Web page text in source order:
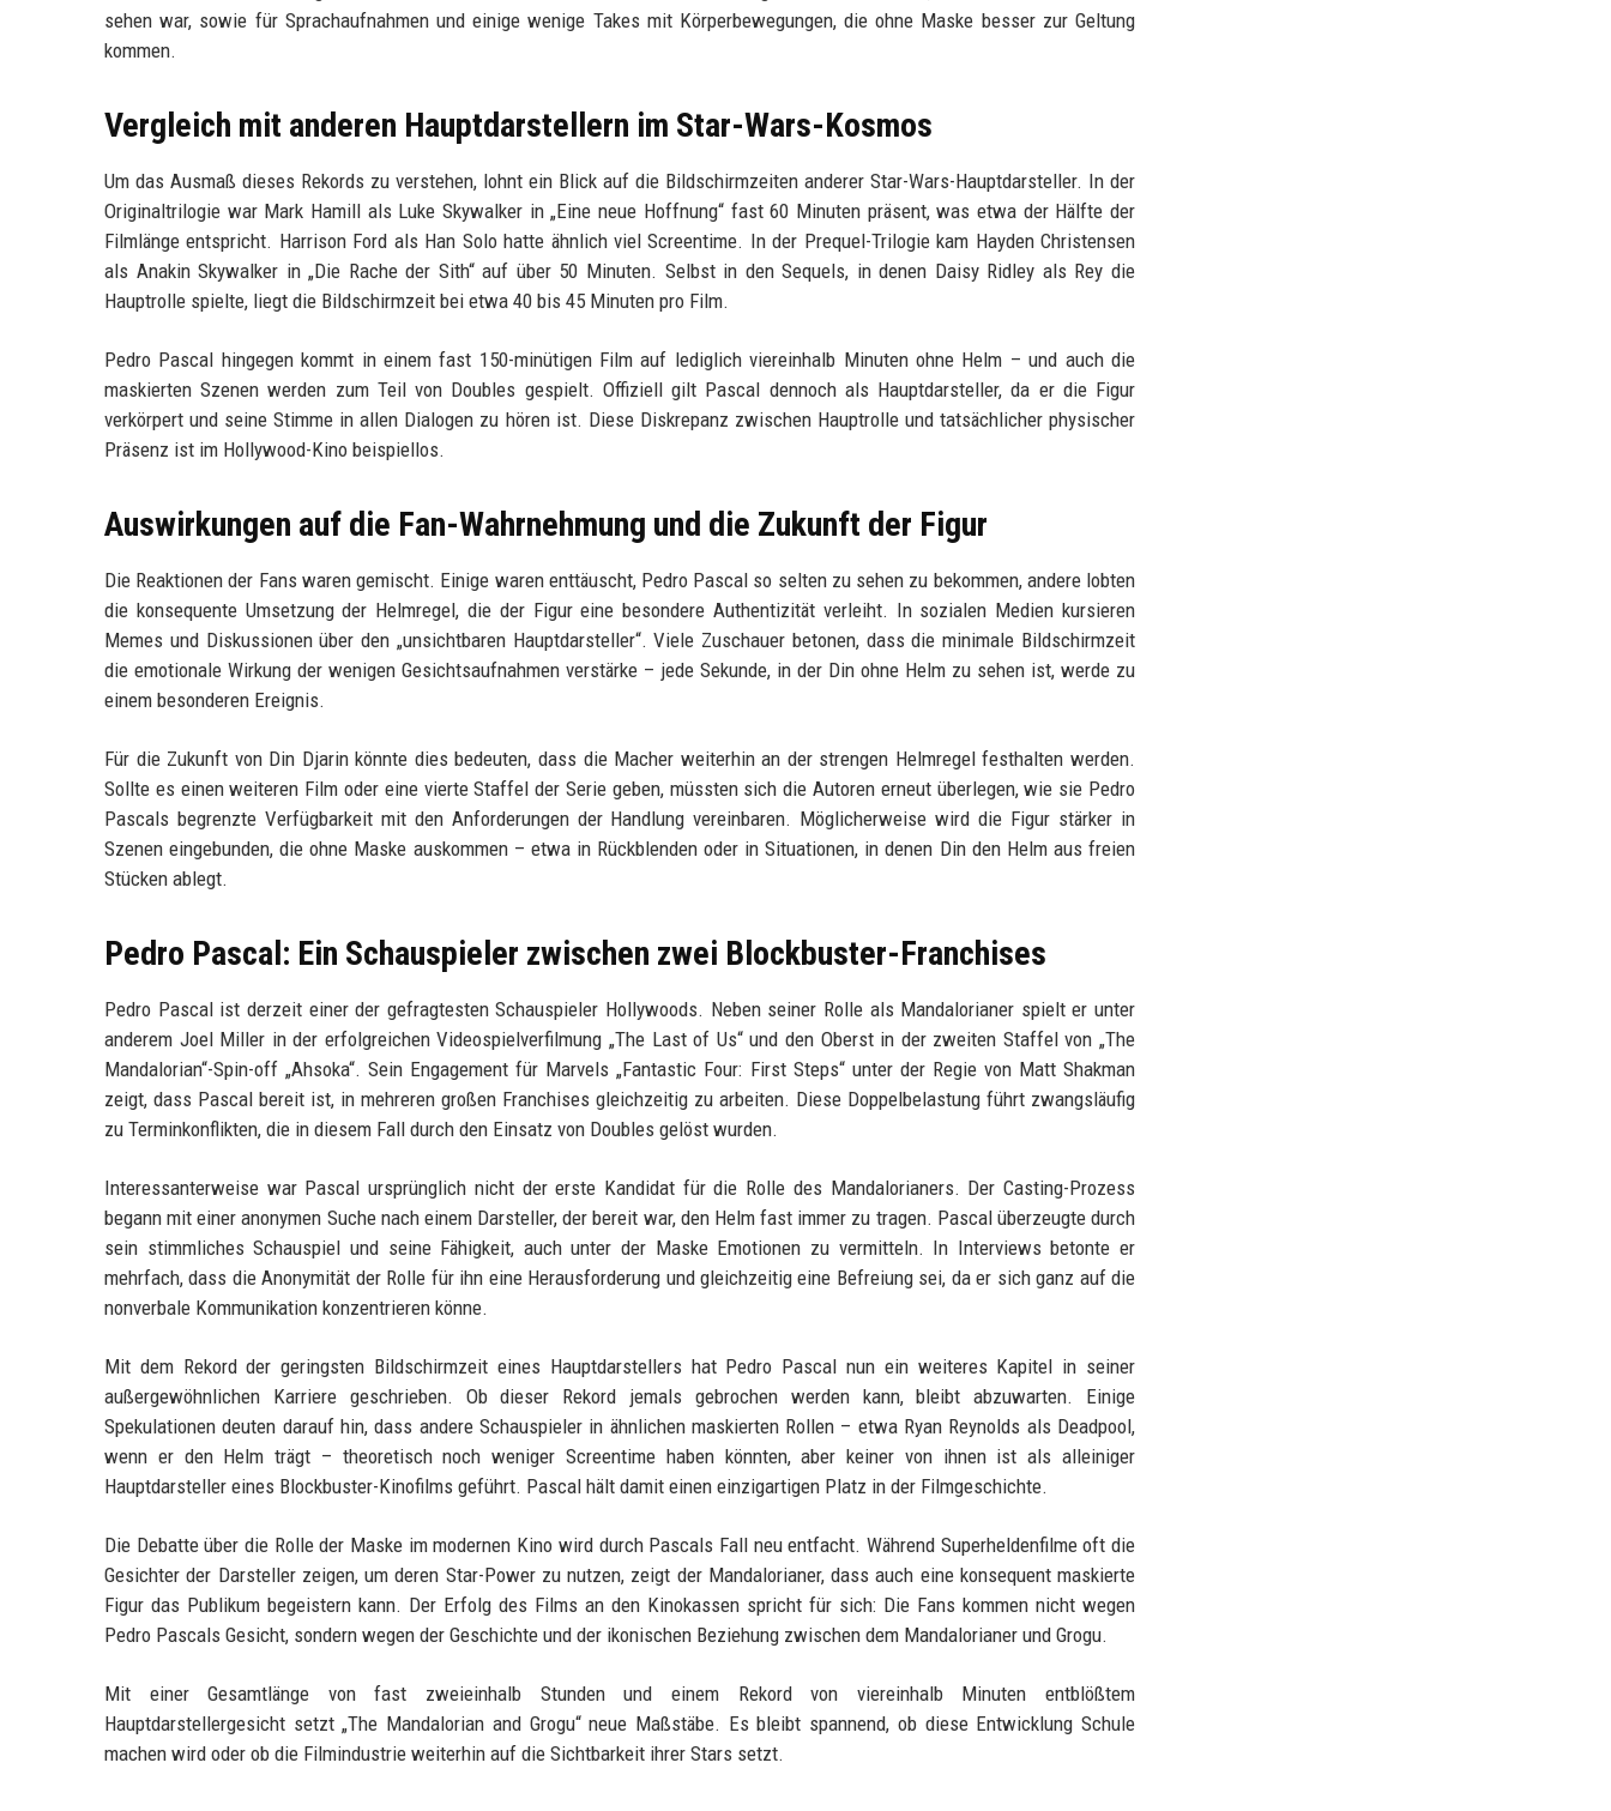
sehen war, sowie für Sprachaufnahmen und einige wenige Takes mit Körperbewegungen, die ohne Maske besser zur Geltung
kommen.
Vergleich mit anderen Hauptdarstellern im Star-Wars-Kosmos
Um das Ausmaß dieses Rekords zu verstehen, lohnt ein Blick auf die Bildschirmzeiten anderer Star-Wars-Hauptdarsteller. In der
Originaltrilogie war Mark Hamill als Luke Skywalker in „Eine neue Hoffnung“ fast 60 Minuten präsent, was etwa der Hälfte der
Filmlänge entspricht. Harrison Ford als Han Solo hatte ähnlich viel Screentime. In der Prequel-Trilogie kam Hayden Christensen
als Anakin Skywalker in „Die Rache der Sith“ auf über 50 Minuten. Selbst in den Sequels, in denen Daisy Ridley als Rey die
Hauptrolle spielte, liegt die Bildschirmzeit bei etwa 40 bis 45 Minuten pro Film.
Pedro Pascal hingegen kommt in einem fast 150-minütigen Film auf lediglich viereinhalb Minuten ohne Helm – und auch die
maskierten Szenen werden zum Teil von Doubles gespielt. Offiziell gilt Pascal dennoch als Hauptdarsteller, da er die Figur
verkörpert und seine Stimme in allen Dialogen zu hören ist. Diese Diskrepanz zwischen Hauptrolle und tatsächlicher physischer
Präsenz ist im Hollywood-Kino beispiellos.
Auswirkungen auf die Fan-Wahrnehmung und die Zukunft der Figur
Die Reaktionen der Fans waren gemischt. Einige waren enttäuscht, Pedro Pascal so selten zu sehen zu bekommen, andere lobten
die konsequente Umsetzung der Helmregel, die der Figur eine besondere Authentizität verleiht. In sozialen Medien kursieren
Memes und Diskussionen über den „unsichtbaren Hauptdarsteller“. Viele Zuschauer betonen, dass die minimale Bildschirmzeit
die emotionale Wirkung der wenigen Gesichtsaufnahmen verstärke – jede Sekunde, in der Din ohne Helm zu sehen ist, werde zu
einem besonderen Ereignis.
Für die Zukunft von Din Djarin könnte dies bedeuten, dass die Macher weiterhin an der strengen Helmregel festhalten werden.
Sollte es einen weiteren Film oder eine vierte Staffel der Serie geben, müssten sich die Autoren erneut überlegen, wie sie Pedro
Pascals begrenzte Verfügbarkeit mit den Anforderungen der Handlung vereinbaren. Möglicherweise wird die Figur stärker in
Szenen eingebunden, die ohne Maske auskommen – etwa in Rückblenden oder in Situationen, in denen Din den Helm aus freien
Stücken ablegt.
Pedro Pascal: Ein Schauspieler zwischen zwei Blockbuster-Franchises
Pedro Pascal ist derzeit einer der gefragtesten Schauspieler Hollywoods. Neben seiner Rolle als Mandalorianer spielt er unter
anderem Joel Miller in der erfolgreichen Videospielverfilmung „The Last of Us“ und den Oberst in der zweiten Staffel von „The
Mandalorian“-Spin-off „Ahsoka“. Sein Engagement für Marvels „Fantastic Four: First Steps“ unter der Regie von Matt Shakman
zeigt, dass Pascal bereit ist, in mehreren großen Franchises gleichzeitig zu arbeiten. Diese Doppelbelastung führt zwangsläufig
zu Terminkonflikten, die in diesem Fall durch den Einsatz von Doubles gelöst wurden.
Interessanterweise war Pascal ursprünglich nicht der erste Kandidat für die Rolle des Mandalorianers. Der Casting-Prozess
begann mit einer anonymen Suche nach einem Darsteller, der bereit war, den Helm fast immer zu tragen. Pascal überzeugte durch
sein stimmliches Schauspiel und seine Fähigkeit, auch unter der Maske Emotionen zu vermitteln. In Interviews betonte er
mehrfach, dass die Anonymität der Rolle für ihn eine Herausforderung und gleichzeitig eine Befreiung sei, da er sich ganz auf die
nonverbale Kommunikation konzentrieren könne.
Mit dem Rekord der geringsten Bildschirmzeit eines Hauptdarstellers hat Pedro Pascal nun ein weiteres Kapitel in seiner
außergewöhnlichen Karriere geschrieben. Ob dieser Rekord jemals gebrochen werden kann, bleibt abzuwarten. Einige
Spekulationen deuten darauf hin, dass andere Schauspieler in ähnlichen maskierten Rollen – etwa Ryan Reynolds als Deadpool,
wenn er den Helm trägt – theoretisch noch weniger Screentime haben könnten, aber keiner von ihnen ist als alleiniger
Hauptdarsteller eines Blockbuster-Kinofilms geführt. Pascal hält damit einen einzigartigen Platz in der Filmgeschichte.
Die Debatte über die Rolle der Maske im modernen Kino wird durch Pascals Fall neu entfacht. Während Superheldenfilme oft die
Gesichter der Darsteller zeigen, um deren Star-Power zu nutzen, zeigt der Mandalorianer, dass auch eine konsequent maskierte
Figur das Publikum begeistern kann. Der Erfolg des Films an den Kinokassen spricht für sich: Die Fans kommen nicht wegen
Pedro Pascals Gesicht, sondern wegen der Geschichte und der ikonischen Beziehung zwischen dem Mandalorianer und Grogu.
Mit einer Gesamtlänge von fast zweieinhalb Stunden und einem Rekord von viereinhalb Minuten entblößtem
Hauptdarstellergesicht setzt „The Mandalorian and Grogu“ neue Maßstäbe. Es bleibt spannend, ob diese Entwicklung Schule
machen wird oder ob die Filmindustrie weiterhin auf die Sichtbarkeit ihrer Stars setzt.